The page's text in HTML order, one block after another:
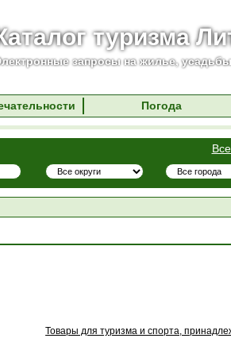
туризма
запросы на жилье,
Погода
Все
Товары для туризма и спорта,